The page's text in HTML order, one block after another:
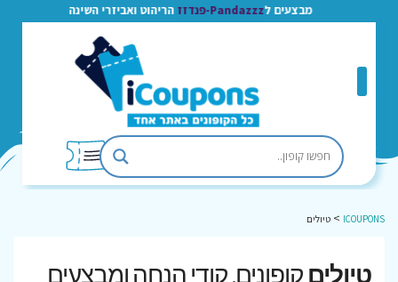
מבצעים ל Pandazzz-פנדזז הריהוט ואביזרי השינה
ICOUPONS
> טיולים
טיולים קופונים, קודי הנחה ומבצעים